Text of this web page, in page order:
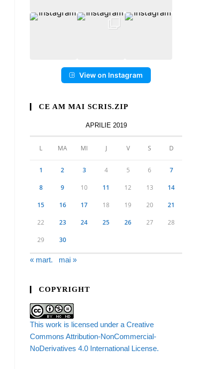
View on Instagram
CE AM MAI SCRIS.ZIP
APRILIE 2019
L MA MI J V S D
1 2 3 4 5 6 7
8 9 10 11 12 13 14
15 16 17 18 19 20 21
22 23 24 25 26 27 28
29 30
« mart. mai »
COPYRIGHT
This work is licensed under a Creative
Commons Attribution-NonCommercial-
NoDerivatives 4.0 International License.